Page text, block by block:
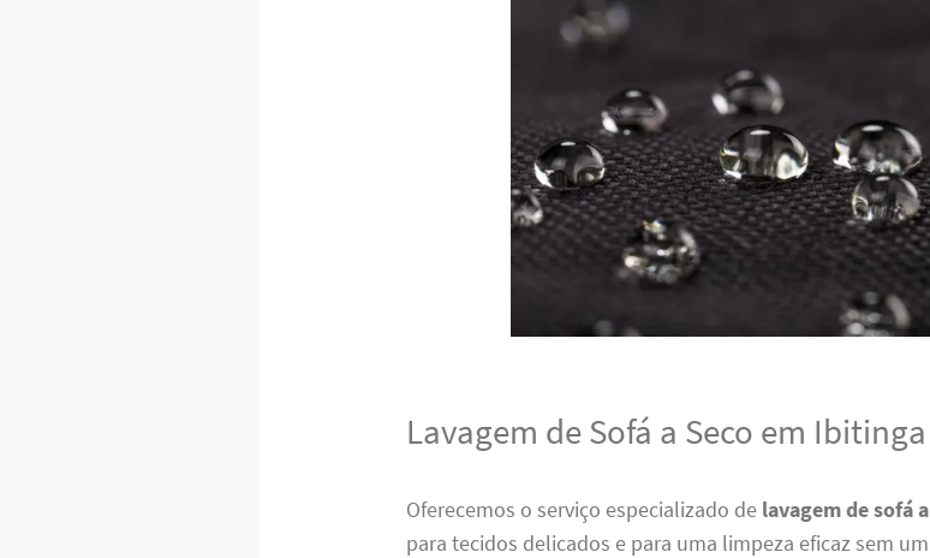
Lavagem de Sofá a Seco em Ibitinga
Oferecemos o serviço especializado de lavagem de sofá
para tecidos delicados e para uma limpeza eficaz sem